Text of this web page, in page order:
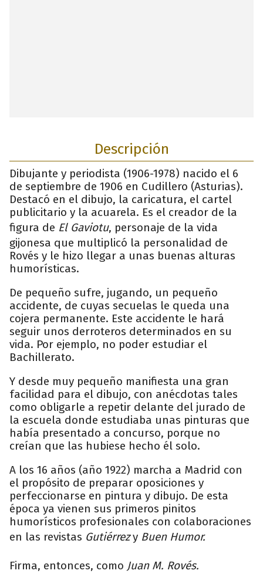
Descripción
Dibujante y periodista (1906-1978) nacido el 6
de septiembre de 1906 en Cudillero (Asturias).
Destacó en el dibujo, la caricatura, el cartel
publicitario y la acuarela. Es el creador de la
figura de El Gaviotu, personaje de la vida
gijonesa que multiplicó la personalidad de
Rovés y le hizo llegar a unas buenas alturas
humorísticas.
De pequeño sufre, jugando, un pequeño
accidente, de cuyas secuelas le queda una
cojera permanente. Este accidente le hará
seguir unos derroteros determinados en su
vida. Por ejemplo, no poder estudiar el
Bachillerato.
Y desde muy pequeño manifiesta una gran
facilidad para el dibujo, con anécdotas tales
como obligarle a repetir delante del jurado de
la escuela donde estudiaba unas pinturas que
había presentado a concurso, porque no
creían que las hubiese hecho él solo.
A los 16 años (año 1922) marcha a Madrid con
el propósito de preparar oposiciones y
perfeccionarse en pintura y dibujo. De esta
época ya vienen sus primeros pinitos
humorísticos profesionales con colaboraciones
en las revistas Gutiérrezy Buen Humor.
Firma, entonces, como Juan M. Rovés.